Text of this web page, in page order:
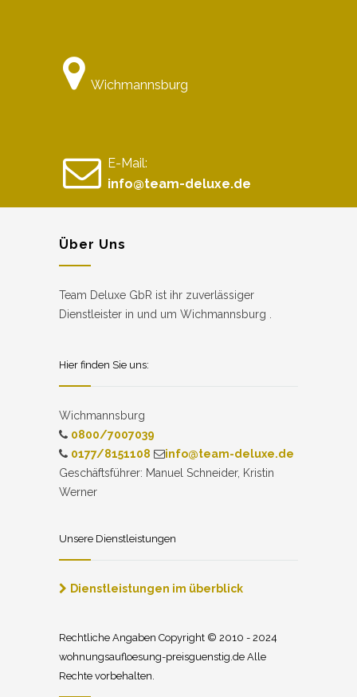
Wichmannsburg
E-Mail:
info@team-deluxe.de
Über Uns
Team Deluxe GbR ist ihr zuverlässiger
Dienstleister in und um Wichmannsburg .
Hier finden Sie uns:
Wichmannsburg
0800/7007039
0177/8151108
info@team-deluxe.de
Geschäftsführer: Manuel Schneider, Kristin
Werner
Unsere Dienstleistungen
Dienstleistungen im überblick
Rechtliche Angaben Copyright © 2010 - 2024
wohnungsaufloesung-preisguenstig.de Alle
Rechte vorbehalten.